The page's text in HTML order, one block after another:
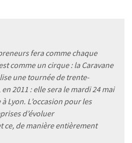
fera comme chaque
comme un cirque : la Caravane
une tournée de trente-
2011 : elle sera le mardi 24 mai
Lyon. L’occasion pour les
d’évoluer
ce, de manière entièrement